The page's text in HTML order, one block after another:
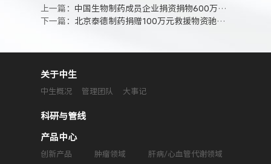
上一篇： 中国生物制药成员企业捐资捐物600万元驰援河南
下一篇： 北京泰德制药捐赠100万元救援物资驰援河南
关于中生
中生概况 管理团队 大事记
科研与管线
产品中心
创新产品 肿瘤领域 肝病/心血管代谢领域